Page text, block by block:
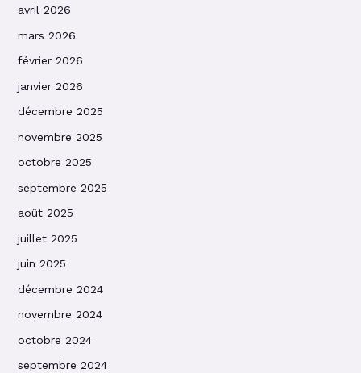
avril 2026
mars 2026
février 2026
janvier 2026
décembre 2025
novembre 2025
octobre 2025
septembre 2025
août 2025
juillet 2025
juin 2025
décembre 2024
novembre 2024
octobre 2024
septembre 2024